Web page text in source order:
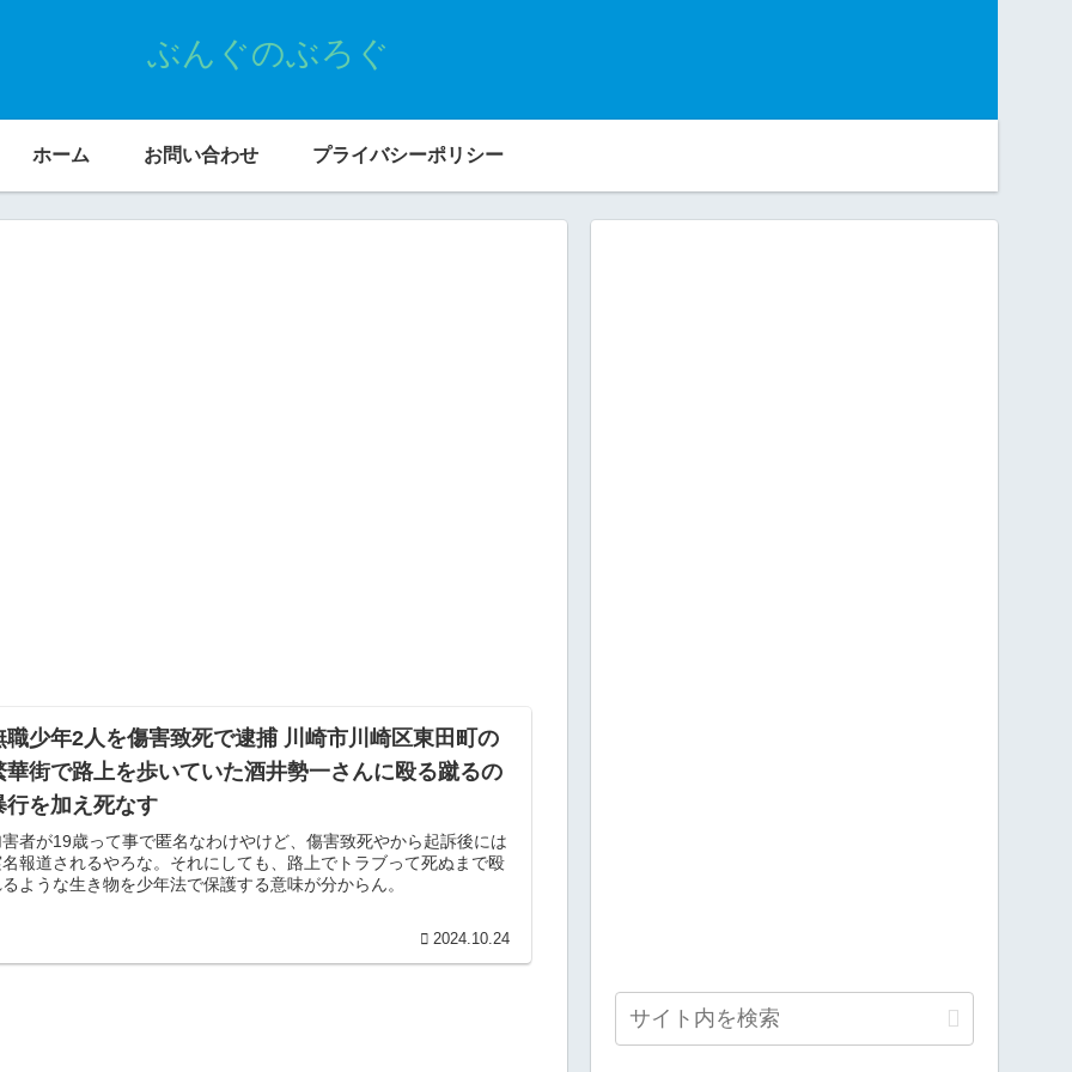
ぶんぐのぶろぐ
ホーム お問い合わせ プライバシーポリシー
職少年2人を傷害致死で逮捕 川崎市川崎区東田町の
華街で路上を歩いていた酒井勢一さんに殴る蹴るの
行を加え死なす
者が19歳って事で匿名なわけやけど、傷害致死やから起訴後には
報道されるやろな。それにしても、路上でトラブって死ぬまで殴
ような生き物を少年法で保護する意味が分からん。
2024.10.24